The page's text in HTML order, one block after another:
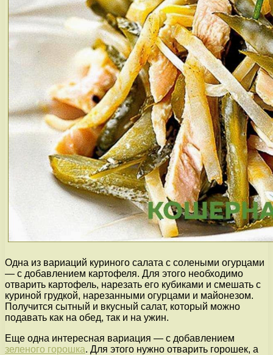
Одна из вариаций куриного салата с солеными огурцами
— с добавлением картофеля. Для этого необходимо
отварить картофель, нарезать его кубиками и смешать с
куриной грудкой, нарезанными огурцами и майонезом.
Получится сытный и вкусный салат, который можно
подавать как на обед, так и на ужин.
Еще одна интересная вариация — с добавлением
зеленого горошка. Для этого нужно отварить горошек, а